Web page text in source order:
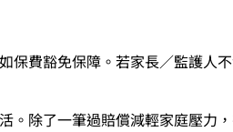
保費豁免保障。若家長／監護人
。除了一筆過賠償減輕家庭壓力